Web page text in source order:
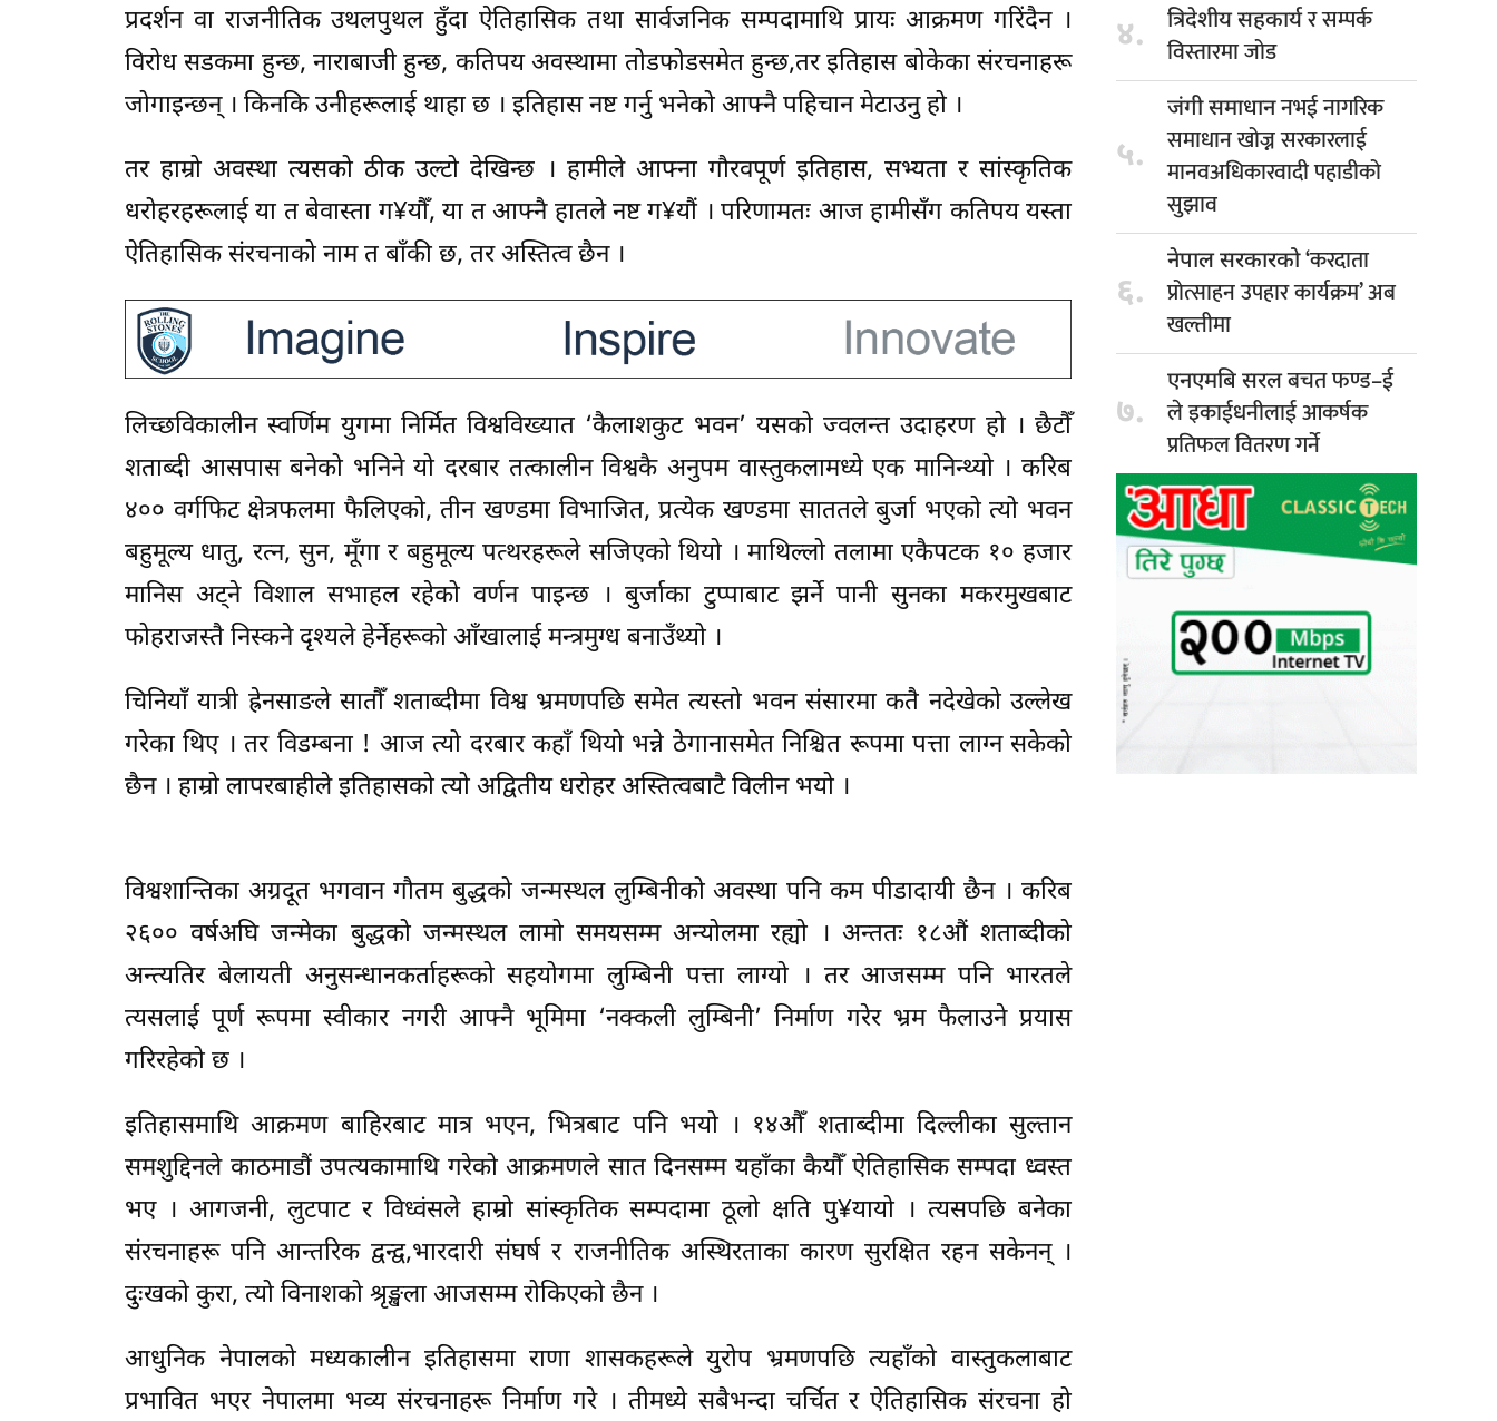
प्रदर्शन वा राजनीतिक उथलपुथल हुँदा ऐतिहासिक तथा सार्वजनिक सम्पदामाथि प्रायः आक्रमण गरिंदैन ।
विरोध सडकमा हुन्छ, नाराबाजी हुन्छ, कतिपय अवस्थामा तोडफोडसमेत हुन्छ,तर इतिहास बोकेका संरचनाहरू
जोगाइन्छन् । किनकि उनीहरूलाई थाहा छ । इतिहास नष्ट गर्नु भनेको आफ्नै पहिचान मेटाउनु हो ।
तर हाम्रो अवस्था त्यसको ठीक उल्टो देखिन्छ । हामीले आफ्ना गौरवपूर्ण इतिहास, सभ्यता र सांस्कृतिक
धरोहरहरूलाई या त बेवास्ता ग¥यौँ, या त आफ्नै हातले नष्ट ग¥यौं । परिणामतः आज हामीसँग कतिपय यस्ता
ऐतिहासिक संरचनाको नाम त बाँकी छ, तर अस्तित्व छैन ।
लिच्छविकालीन स्वर्णिम युगमा निर्मित विश्वविख्यात ‘कैलाशकुट भवन’ यसको ज्वलन्त उदाहरण हो । छैटौँ
शताब्दी आसपास बनेको भनिने यो दरबार तत्कालीन विश्वकै अनुपम वास्तुकलामध्ये एक मानिन्थ्यो । करिब
४०० वर्गफिट क्षेत्रफलमा फैलिएको, तीन खण्डमा विभाजित, प्रत्येक खण्डमा साततले बुर्जा भएको त्यो भवन
बहुमूल्य धातु, रत्न, सुन, मूँगा र बहुमूल्य पत्थरहरूले सजिएको थियो । माथिल्लो तलामा एकैपटक १० हजार
मानिस अट्ने विशाल सभाहल रहेको वर्णन पाइन्छ । बुर्जाका टुप्पाबाट झर्ने पानी सुनका मकरमुखबाट
फोहराजस्तै निस्कने दृश्यले हेर्नेहरूको आँखालाई मन्त्रमुग्ध बनाउँथ्यो ।
चिनियाँ यात्री ह्रेनसाङले सातौँ शताब्दीमा विश्व भ्रमणपछि समेत त्यस्तो भवन संसारमा कतै नदेखेको उल्लेख
गरेका थिए । तर विडम्बना ! आज त्यो दरबार कहाँ थियो भन्ने ठेगानासमेत निश्चित रूपमा पत्ता लाग्न सकेको
छैन । हाम्रो लापरबाहीले इतिहासको त्यो अद्वितीय धरोहर अस्तित्वबाटै विलीन भयो ।
विश्वशान्तिका अग्रदूत भगवान गौतम बुद्धको जन्मस्थल लुम्बिनीको अवस्था पनि कम पीडादायी छैन । करिब
२६०० वर्षअघि जन्मेका बुद्धको जन्मस्थल लामो समयसम्म अन्योलमा रह्यो । अन्ततः १८औं शताब्दीको
अन्त्यतिर बेलायती अनुसन्धानकर्ताहरूको सहयोगमा लुम्बिनी पत्ता लाग्यो । तर आजसम्म पनि भारतले
त्यसलाई पूर्ण रूपमा स्वीकार नगरी आफ्नै भूमिमा ‘नक्कली लुम्बिनी’ निर्माण गरेर भ्रम फैलाउने प्रयास
गरिरहेको छ ।
इतिहासमाथि आक्रमण बाहिरबाट मात्र भएन, भित्रबाट पनि भयो । १४औँ शताब्दीमा दिल्लीका सुल्तान
समशुद्दिनले काठमाडौं उपत्यकामाथि गरेको आक्रमणले सात दिनसम्म यहाँका कैयौँ ऐतिहासिक सम्पदा ध्वस्त
भए । आगजनी, लुटपाट र विध्वंसले हाम्रो सांस्कृतिक सम्पदामा ठूलो क्षति पु¥यायो । त्यसपछि बनेका
संरचनाहरू पनि आन्तरिक द्वन्द्व,भारदारी संघर्ष र राजनीतिक अस्थिरताका कारण सुरक्षित रहन सकेनन् ।
दुःखको कुरा, त्यो विनाशको श्रृङ्खला आजसम्म रोकिएको छैन ।
आधुनिक नेपालको मध्यकालीन इतिहासमा राणा शासकहरूले युरोप भ्रमणपछि त्यहाँको वास्तुकलाबाट
प्रभावित भएर नेपालमा भव्य संरचनाहरू निर्माण गरे । तीमध्ये सबैभन्दा चर्चित र ऐतिहासिक संरचना हो
४. त्रिदेशीय सहकार्यर सम्पर्क
विस्तारमा जोड
५.
जंगी समाधाननभई नागरिक
समाधान खोज्न सरकारलाई
मानवअधिकारवादी पहाडीको
सुझाव
६.
नेपाल सरकारको‘करदाता
प्रोत्साहन उपहार कार्यक्रम’ अब
खल्तीमा
७.
एनएमबि सरलबचत फण्ड–ई
ले इकाईधनीलाई आकर्षक
प्रतिफल वितरण गर्ने